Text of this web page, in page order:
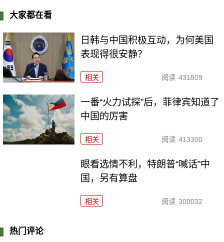
大家都在看
日韩与中国积极互动，为何美国
表现得很安静？
相关 阅读 431809
一番“火力试探”后，菲律宾知道了
中国的厉害
相关 阅读 413300
眼看选情不利，特朗普“喊话”中
国，另有算盘
相关 阅读 300032
热门评论